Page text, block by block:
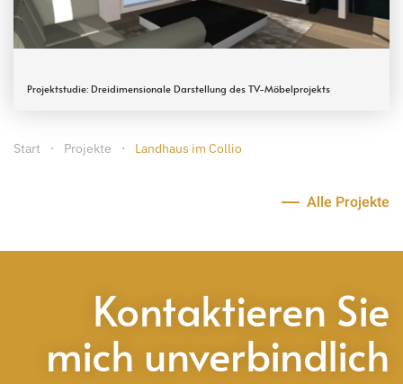
Projektstudie: Dreidimensionale Darstellung des TV-Möbelprojekts
Start Projekte Landhaus im Collio
Alle Projekte
Kontaktieren Sie
mich unverbindlich